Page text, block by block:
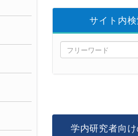
サイト内
学内研究者向